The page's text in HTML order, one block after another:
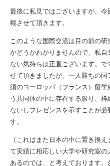
最後に私見ではございますが、
載させて頂きます。
このような国際交流は目の前の
かどうかわかりませんので、私自
ない気持ちは正直ございます。
せて頂きましたが、一人勝ちの
須のヨーロッパ（フランス）留
う共同体の中に存在する限り、枠
ないしプレゼンスを示すことが
す。
（これはまた日本の中に置き換
て実績に相応しい大学や研究室
あるのでは、と考えております